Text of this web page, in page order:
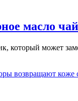
масло
который может